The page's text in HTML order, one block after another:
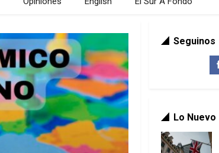
Seguinos
Lo Nuevo